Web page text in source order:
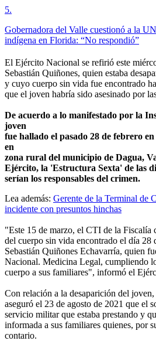
5.
Gobernadora del Valle cuestionó a la
indígena en Florida: “No respondió”
El Ejército Nacional se refirió este
Sebastián Quiñones, quien estaba
y cuyo cuerpo sin vida fue encontrado
que el joven habría sido asesinado por
De acuerdo a lo manifestado por la
joven
fue hallado el pasado 28 de febrero
en
zona rural del municipio de Dagua,
Ejército, la 'Estructura Sexta' de las
serían los responsables del crimen.
Lea además: Gerente de la Terminal de
incidente con presuntos hinchas
"Este 15 de marzo, el CTI de la Fiscalía
del cuerpo sin vida encontrado el día 28
Sebastián Quiñones Echavarría, quien
Nacional. Medicina Legal, cumpliendo
cuerpo a sus familiares", informó el
Con relación a la desaparición del
aseguró el 23 de agosto de 2021 que el
servicio militar que estaba prestando y
informada a sus familiares quienes, por
contario.